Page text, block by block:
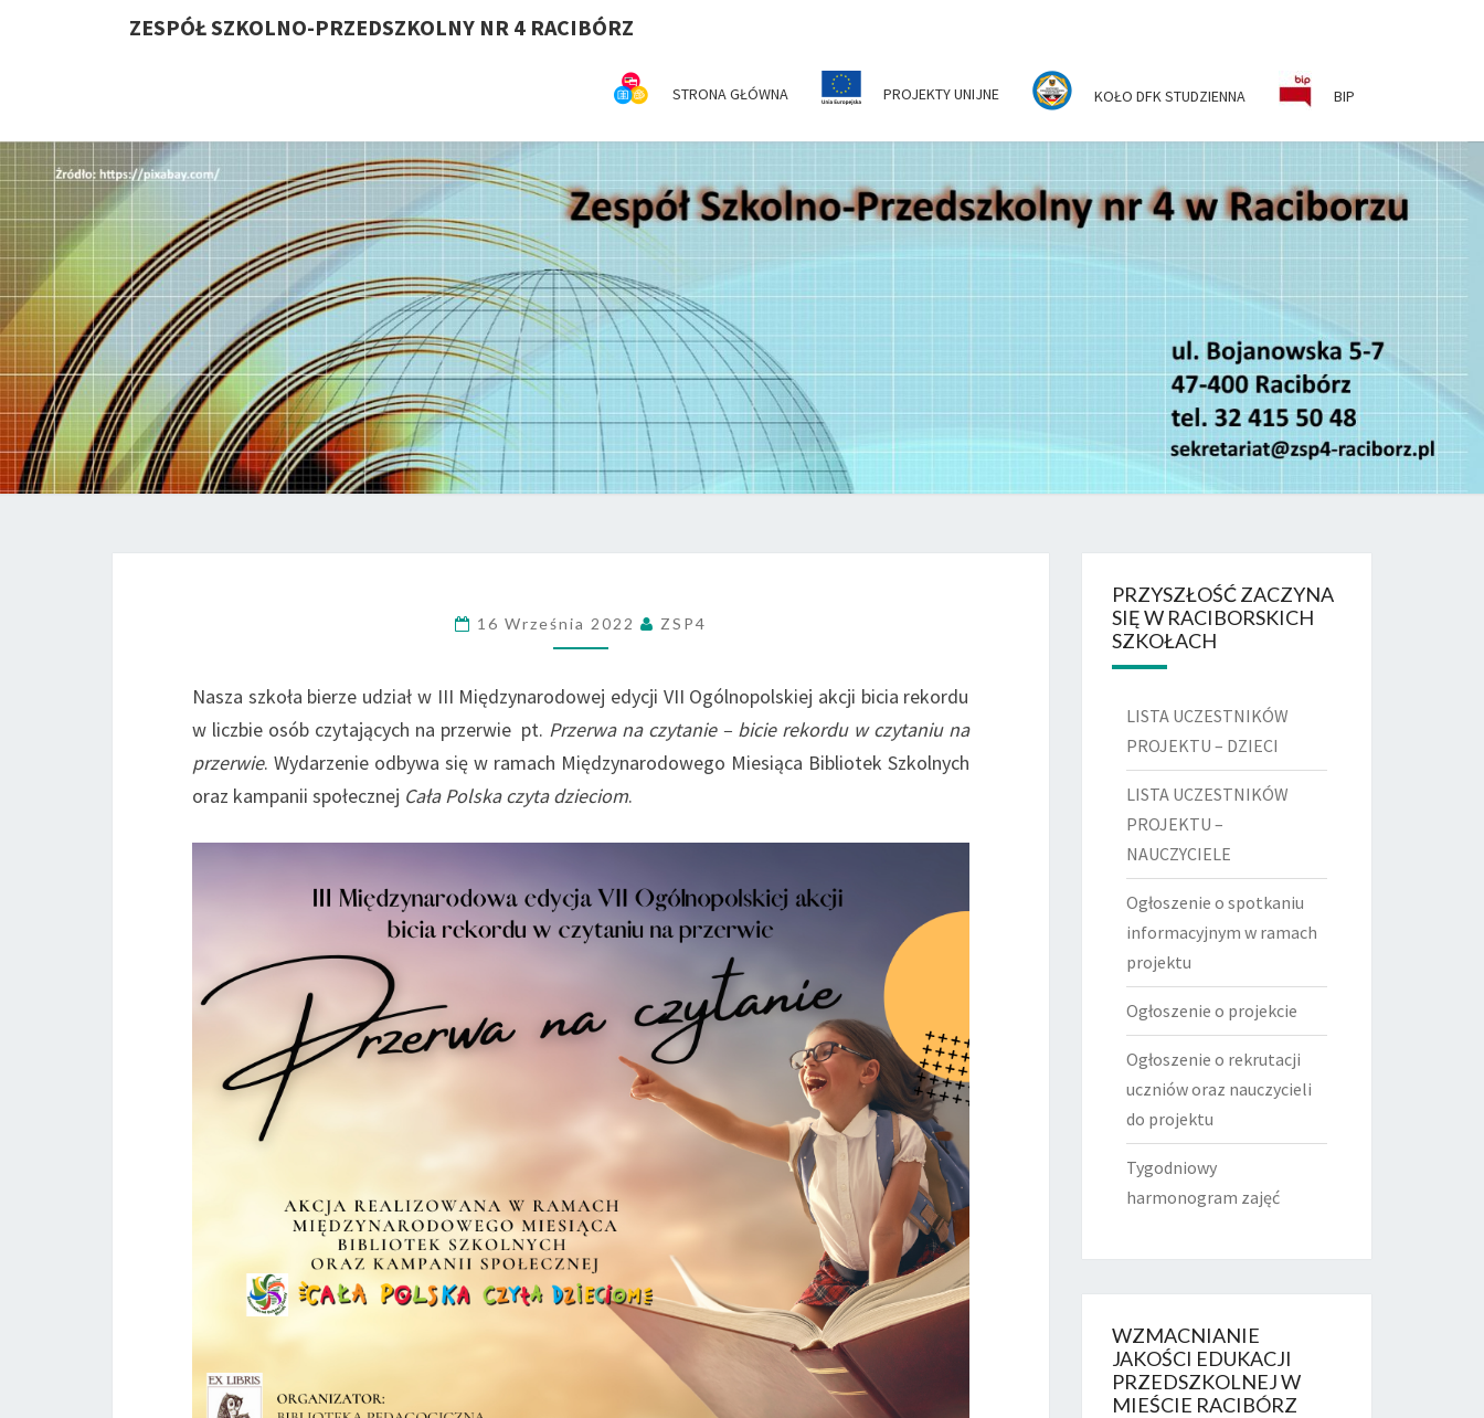
ZESPÓŁ SZKOLNO-PRZEDSZKOLNY NR 4 RACIBÓRZ
STRONA GŁÓWNA PROJEKTY UNIJNE KOŁO DFK STUDZIENNA BIP
ZESPÓŁ
SZKOLNO-
NR 4 RACIBÓRZ
Witamy Na
Stronie
Internetowej
ZSP Nr 4 W
Raciborzu
16 Września 2022 ZSP4
Nasza szkoła bierze udział w III Międzynarodowej edycji VII Ogólnopolskiej akcji bicia rekordu
w liczbie osób czytających na przerwie pt. Przerwa na czytanie – bicie rekordu w czytaniu na
przerwie. Wydarzenie odbywa się w ramach Międzynarodowego Miesiąca Bibliotek Szkolnych
oraz kampanii społecznej Cała Polska czyta dzieciom.
PRZYSZŁOŚĆ ZACZYNA
SIĘ W RACIBORSKICH
SZKOŁACH
LISTA UCZESTNIKÓW
PROJEKTU – DZIECI
LISTA UCZESTNIKÓW
PROJEKTU –
NAUCZYCIELE
Ogłoszenie o spotkaniu
informacyjnym w ramach
projektu
Ogłoszenie o projekcie
Ogłoszenie o rekrutacji
uczniów oraz nauczycieli
do projektu
Tygodniowy
harmonogram zajęć
WZMACNIANIE
JAKOŚCI EDUKACJI
PRZEDSZKOLNEJ W
MIEŚCIE RACIBÓRZ